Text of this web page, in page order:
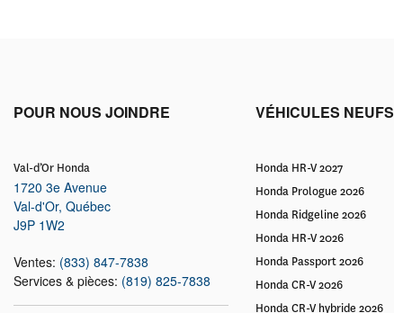
POUR NOUS JOINDRE
Val-d’Or Honda
1720 3e Avenue
Val-d'Or, Québec
J9P 1W2
Ventes: (833) 847-7838
Services & pièces: (819) 825-7838
VÉHICULES NEUFS
Honda HR-V 2027
Honda Prologue 2026
Honda Ridgeline 2026
Honda HR-V 2026
Honda Passport 2026
Honda CR-V 2026
Honda CR-V hybride 2026